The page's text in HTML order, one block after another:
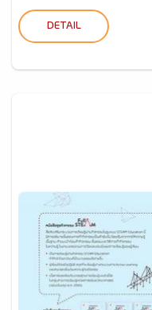
DETAIL